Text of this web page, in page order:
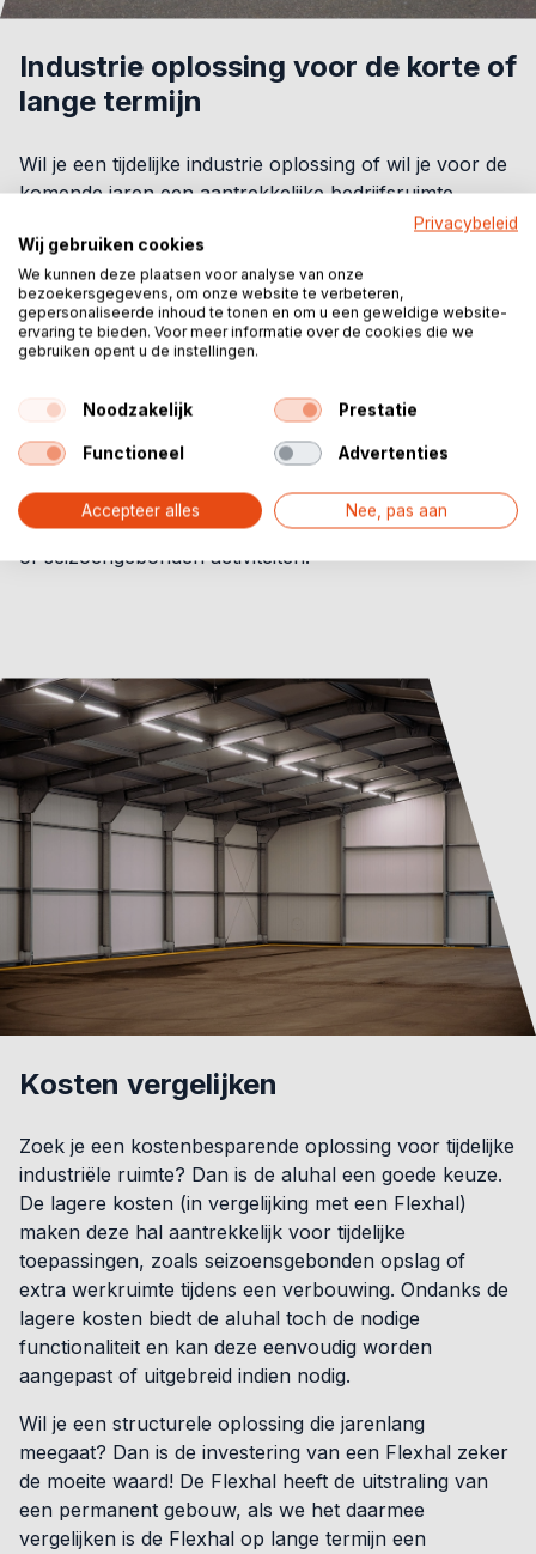
Industrie oplossing voor de korte of
lange termijn
Wil je een tijdelijke industrie oplossing of wil je voor de
komende jaren een aantrekkelijke bedrijfsruimte
neerzetten? De Flexhal is een robuuste en mooi
afgewerkte bedrijfshal die je de komende jaren kunt
gebruiken als bijvoorbeeld werkplaats, kantoorruimte,
opslag of een combinatie van deze drie. Dit is de
perfecte lange termijn oplossing.
Dan is de aluhal een goede optie om te onderzoeken.
Door het aluminium frame is deze aluhal snel en
eenvoudig op te bouwen en te demonteren als dat
nodig is. Je kunt de aluhal perfect gebruiken als
tijdelijke opslag, bedrijfsruimte tijdens een verbouwing
of seizoengebonden activiteiten.
Kosten vergelijken
Zoek je een kostenbesparende oplossing voor tijdelijke
industriële ruimte? Dan is de aluhal een goede keuze.
De lagere kosten (in vergelijking met een Flexhal)
maken deze hal aantrekkelijk voor tijdelijke
toepassingen, zoals seizoensgebonden opslag of
extra werkruimte tijdens een verbouwing. Ondanks de
lagere kosten biedt de aluhal toch de nodige
functionaliteit en kan deze eenvoudig worden
aangepast of uitgebreid indien nodig.
Wil je een structurele oplossing die jarenlang
meegaat? Dan is de investering van een Flexhal zeker
de moeite waard! De Flexhal heeft de uitstraling van
een permanent gebouw, als we het daarmee
vergelijken is de Flexhal op lange termijn een
Privacybeleid
Wij gebruiken cookies
We kunnen deze plaatsen voor analyse van onze
bezoekersgegevens, om onze website te verbeteren,
gepersonaliseerde inhoud te tonen en om u een geweldige website-
ervaring te bieden. Voor meer informatie over de cookies die we
gebruiken opent u de instellingen.
Noodzakelijk Prestatie
Functioneel Advertenties
Accepteer alles Nee, pas aan